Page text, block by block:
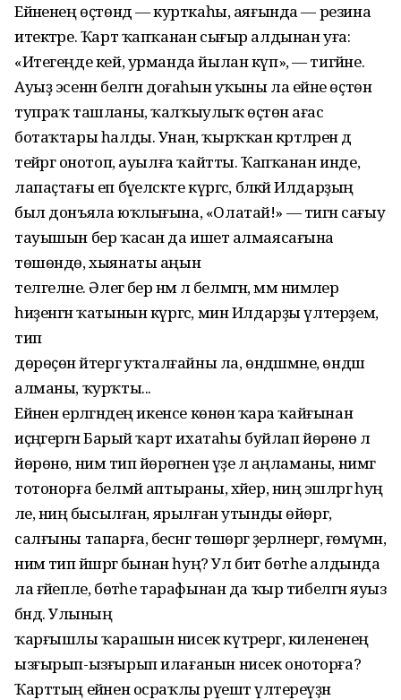
Ейәненең өҫтөндә — курткаһы, аяғында — резина
итектәре. Ҡарт ҡапҡанан сығыр алдынан уға:
«Итегеңде кей, урманда йылан күп», — тигәйне.
Ауыҙ эсенән белгән доғаһын уҡыны ла ейәне өҫтөнә
тупраҡ ташланы, ҡалҡыулыҡ өҫтөнә ағас
ботаҡтары һалды. Унан, ҡырҡҡан кәртәләрен дә
тейәргә онотоп, ауылға ҡайтты. Ҡапҡанан инде,
лапаҫтағы еп бәүелсәкте күргәс, бәләкәй Илдарҙың
был донъяла юҡлығына, «Олатай!» — тигән сағыу
тауышын бер ҡасан да ишетә алмаясағына
төшөндө, хыянаты аңын
телгеләне. Әлегә бер нәмә лә белмәгән, әммә нимәлер
һиҙенгән ҡатынын күргәс, мин Илдарҙы үлтерҙем,
тип
дөрөҫөн әйтергә уҡталғайны ла, өндәшмәне, өндәшә
алманы, ҡурҡты...
Ейәнен ерләгәндең икенсе көнөнә ҡара ҡайғынан
иҫәңгерәгән Барый ҡарт ихатаһы буйлап йөрөнө лә
йөрөнө, нимә тип йөрөгәнен үҙе лә аңламаны, нимәгә
тотонорға белмәй аптыраны, хәйер, ниңә эшләргә һуң
әле, ниңә бысылған, ярылған утынды өйөргә,
салғыны тапарға, бесәнгә төшөргә әҙерләнергә, ғөмүмән,
нимә тип йәшәргә бынан һуң? Ул бит бөтәһе алдында
ла ғәйепле, бөтәһе тарафынан да ҡыр тибелгән яуыз
бәндә. Улының
ҡарғышлы ҡарашын нисек күтәрергә, килененең
ызғырып-ызғырып илағанын нисек оноторға?
Ҡарттың ейәнен осраҡлы рәүештә үлтереүҙән